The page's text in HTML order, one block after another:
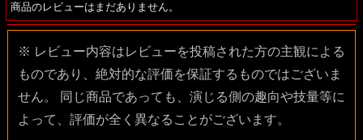
商品のレビューはまだありません。
※ レビュー内容はレビューを投稿された方の主観による
ものであり、絶対的な評価を保証するものではございま
せん。 同じ商品であっても、演じる側の趣向や技量等に
よって、評価が全く異なることがございます。